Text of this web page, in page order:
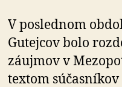
V poslednom
Gutejcov bolo
záujmov v
textom